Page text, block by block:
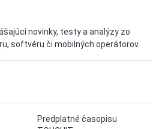
novinky, testy a analýzy zo
softvéru či mobilných operátorov.
Predplatné časopisu